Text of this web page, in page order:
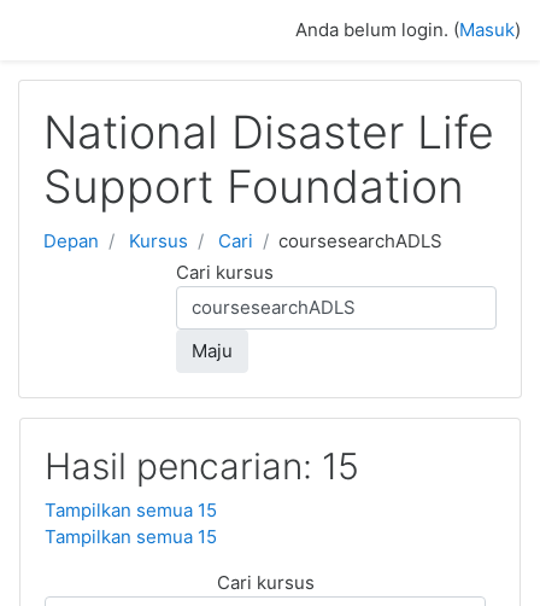
Anda belum login. (Masuk)
National Disaster Life
Support Foundation
Depan Kursus Cari
coursesearchADLS
Cari kursus
Maju
Hasil pencarian: 15
Tampilkan semua 15
Tampilkan semua 15
Cari kursus